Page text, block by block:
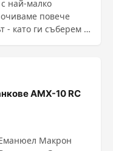
най-малко
повече
AMX-10 RC
Макрон